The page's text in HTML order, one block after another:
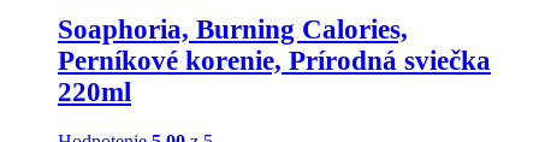
Soaphoria, Burning Calories,
Perníkové korenie, Prírodná sviečka
220ml